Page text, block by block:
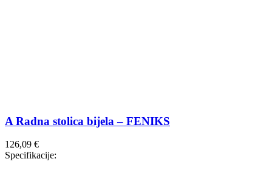
A Radna stolica bijela – FENIKS
126,09 €
Specifikacije: